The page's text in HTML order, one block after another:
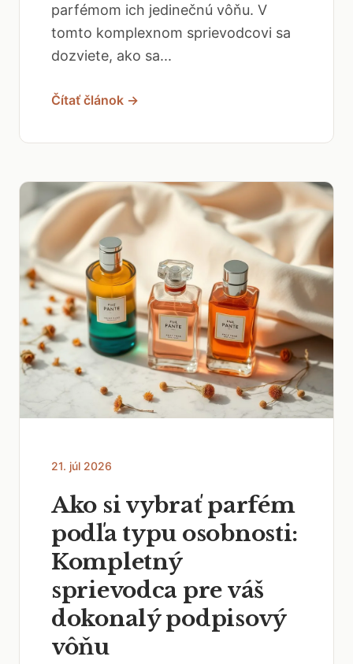
parfémom ich jedinečnú vôňu. V
tomto komplexnom sprievodcovi sa
dozviete, ako sa...
Čítať článok →
21. júl 2026
Ako si vybrať parfém
podľa typu osobnosti:
Kompletný
sprievodca pre váš
dokonalý podpisový
vôňu